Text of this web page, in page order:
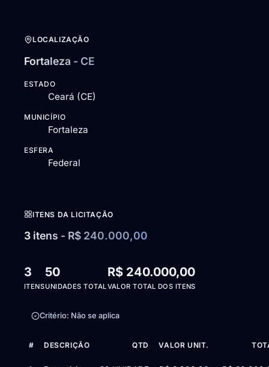
LOCALIZAÇÃO
Fortaleza - CE
ESTADO
Ceará (CE)
MUNICÍPIO
Fortaleza
ESFERA
Federal
ITENS DA LICITAÇÃO
3 itens - R$ 240.000,00
3
ITENS
50
UNIDADES TOTAL
R$ 240.000,00
VALOR TOTAL DOS ITENS
Critério: Não se aplica
Itens da licitação Edital de Chamamento Público nº 12/2026 —
# DESCRIÇÃO QTD VALOR UNIT.